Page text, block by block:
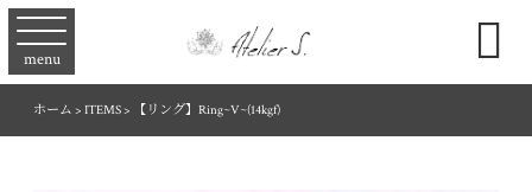
menu 
ホーム > ITEMS> 【リング】Ring~V~(14kgf)